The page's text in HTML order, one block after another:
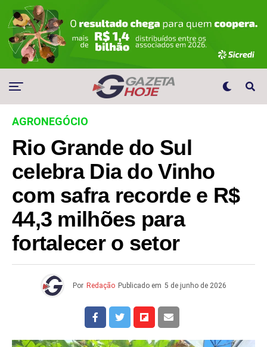
AGRONEGÓCIO
Rio Grande do Sul
celebra Dia do Vinho
com safra recorde e R$
44,3 milhões para
fortalecer o setor
Por Redação Publicado em 5 de junho de 2026